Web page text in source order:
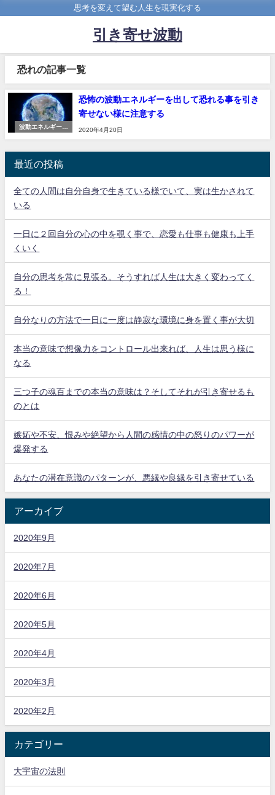
思考を変えて望む人生を現実化する
引き寄せ波動
恐れの記事一覧
波動エネルギーの
恐怖の波動エネルギーを出して恐れる事を引き
寄せない様に注意する
2020年4月20日
最近の投稿
全ての人間は自分自身で生きている様でいて、実は生かされて
いる
一日に２回自分の心の中を覗く事で、恋愛も仕事も健康も上手
くいく
自分の思考を常に見張る。そうすれば人生は大きく変わってく
る！
自分なりの方法で一日に一度は静寂な環境に身を置く事が大切
本当の意味で想像力をコントロール出来れば、人生は思う様に
なる
三つ子の魂百までの本当の意味は？そしてそれが引き寄せるも
のとは
嫉妬や不安、恨みや絶望から人間の感情の中の怒りのパワーが
爆発する
あなたの潜在意識のパターンが、悪縁や良縁を引き寄せている
アーカイブ
2020年9月
2020年7月
2020年6月
2020年5月
2020年4月
2020年3月
2020年2月
カテゴリー
大宇宙の法則